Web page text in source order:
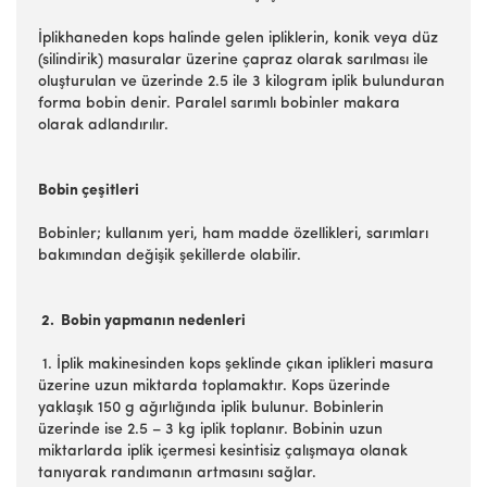
İplikhaneden kops halinde gelen ipliklerin, konik veya düz
(silindirik) masuralar üzerine çapraz olarak sarılması ile
oluşturulan ve üzerinde 2.5 ile 3 kilogram iplik bulunduran
forma bobin denir. Paralel sarımlı bobinler makara
olarak adlandırılır.
Bobin çeşitleri
Bobinler; kullanım yeri, ham madde özellikleri, sarımları
bakımından değişik şekillerde olabilir.
2. Bobin yapmanın nedenleri
1. İplik makinesinden kops şeklinde çıkan iplikleri masura
üzerine uzun miktarda toplamaktır. Kops üzerinde
yaklaşık 150 g ağırlığında iplik bulunur. Bobinlerin
üzerinde ise 2.5 – 3 kg iplik toplanır. Bobinin uzun
miktarlarda iplik içermesi kesintisiz çalışmaya olanak
tanıyarak randımanın artmasını sağlar.